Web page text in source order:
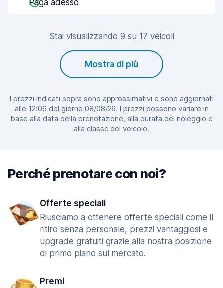
Paga adesso
Stai visualizzando 9 su 17 veicoli
Mostra di più
I prezzi indicati sopra sono approssimativi e sono aggiornati
alle 12:06 del giorno 08/08/26. I prezzi possono variare in
base alla data della prenotazione, alla durata del noleggio e
alla classe del veicolo.
Perché prenotare con noi?
Offerte speciali
Riusciamo a ottenere offerte speciali come il
ritiro senza personale, prezzi vantaggiosi e
upgrade gratuiti grazie alla nostra posizione
di primo piano sul mercato.
Premi